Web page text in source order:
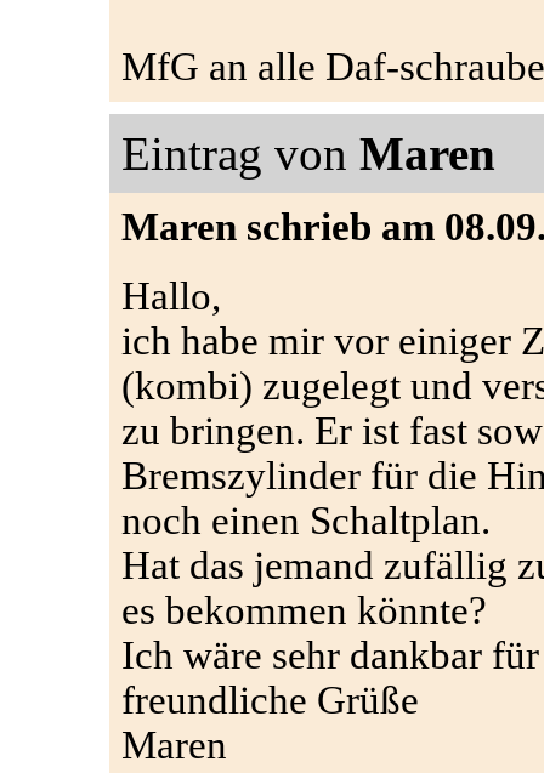
MfG an alle Daf-
Eintrag von Maren
Maren schrieb am
Hallo,
ich habe mir vor einiger
(kombi) zugelegt und
zu bringen. Er ist fast
Bremszylinder für die
noch einen Schaltplan.
Hat das jemand zufällig
es bekommen könnte?
Ich wäre sehr dankbar
freundliche Grüße
Maren